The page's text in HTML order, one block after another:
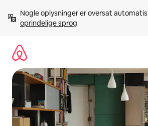
videre
Nogle oplysninger er oversat
oprindelige sprog